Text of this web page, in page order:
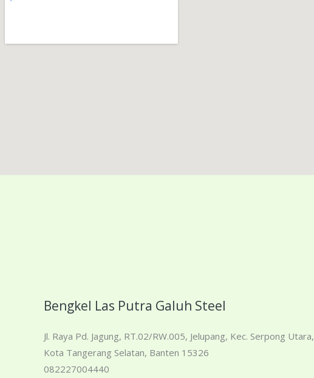
Bengkel Las Putra Galuh Steel
Jl. Raya Pd. Jagung, RT.02/RW.005, Jelupang, Kec. Serpong Utara,
Kota Tangerang Selatan, Banten 15326
082227004440